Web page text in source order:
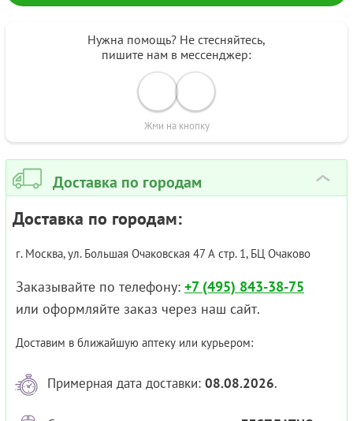
Нужна помощь? Не стесняйтесь,
пишите нам в мессенджер:
Жми на кнопку
Доставка по городам ›
Доставка по городам:
г. Москва, ул. Большая Очаковская 47 А стр. 1, БЦ Очаково
Заказывайте по телефону: +7 (495) 843-38-75
или оформляйте заказ через наш сайт.
Доставим в ближайшую аптеку или курьером:
Примерная дата доставки: 08.08.2026.